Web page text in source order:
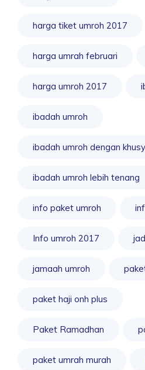
harga tiket umroh 2017
harga umrah februari
harga umroh 2017
ibadah umroh
ibadah umroh dengan
ibadah umroh lebih tenang
info paket umroh
Info umroh 2017
jamaah umroh
paket haji onh plus
Paket Ramadhan
paket umrah murah